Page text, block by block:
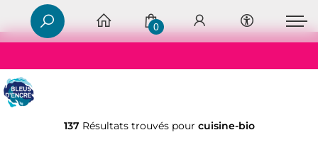
0
137 Résultats trouvés pour cuisine-bio